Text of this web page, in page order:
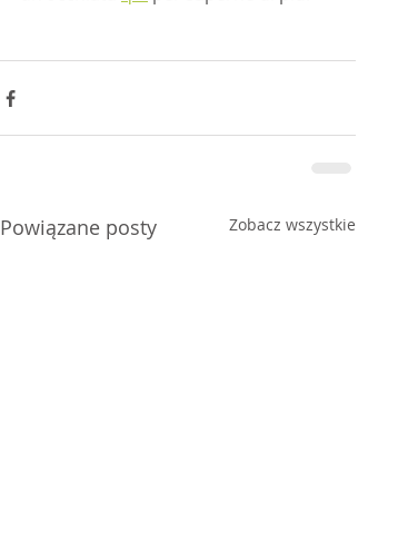
Powiązane posty Zobacz wszystkie